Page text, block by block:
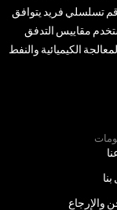
تسلسلي فريد يتوافق
من الخبرة، تُستخدم مقاييس التدفق
الكيميائية والنفط
والإرجاع